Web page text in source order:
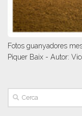
Fotos guanyadores
Piquer Baix - Autor: